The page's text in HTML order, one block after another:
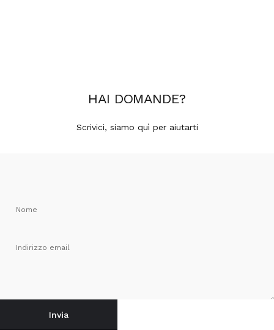
HAI DOMANDE?
Scrivici, siamo quì per aiutarti
Nome
Indirizzo email
MessaggioInvia